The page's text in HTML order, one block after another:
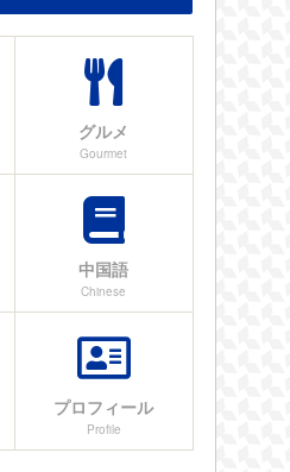
グルメ
Gourmet
中国語
Chinese
プロフィール
Profile